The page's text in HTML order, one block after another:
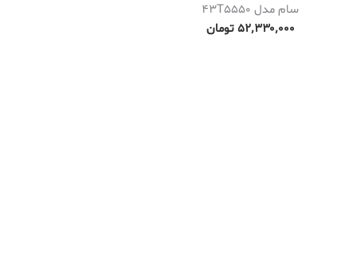
سام مدل 43T5550
۵۲٬۳۳۰٬۰۰۰ تومان